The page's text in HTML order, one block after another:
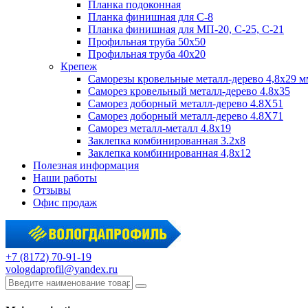
Планка подоконная
Планка финишная для С-8
Планка финишная для МП-20, С-25, С-21
Профильная труба 50x50
Профильная труба 40x20
Крепеж
Саморезы кровельные металл-дерево 4,8х29
Саморез кровельный металл-дерево 4.8x35
Саморез доборный металл-дерево 4.8X51
Саморез доборный металл-дерево 4.8X71
Саморез металл-металл 4.8x19
Заклепка комбинированная 3.2x8
Заклепка комбинированная 4,8x12
Полезная информация
Наши работы
Отзывы
Офис продаж
+7 (8172) 70-91-19
vologdaprofil@yandex.ru